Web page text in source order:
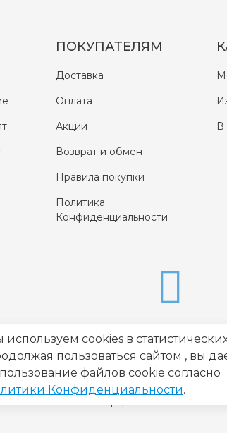
ПОКУПАТЕЛЯМ
Доставка
Оплата
Акции
Возврат и обмен
Правила покупки
Политика
Конфиденциальности
В
используем cookies в
пользоваться сайтом , вы
файлов cookie согласно
Конфиденциальности.